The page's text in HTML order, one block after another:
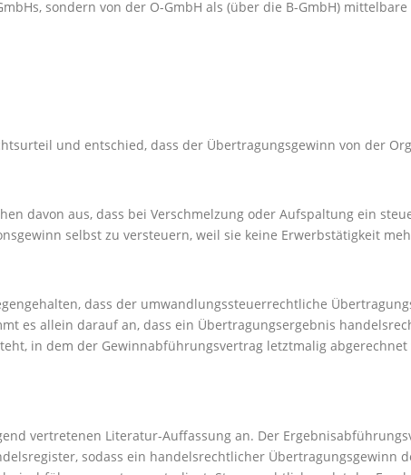
sondern von der O-GmbH als (über die B-GmbH)
und entschied, dass der Übertragungsgewinn von der
davon aus, dass bei Verschmelzung oder Aufspaltung ein
selbst zu versteuern, weil sie keine Erwerbstätigkeit
dass der umwandlungssteuerrechtliche
es allein darauf an, dass ein Übertragungsergebnis
in dem der Gewinnabführungsvertrag letztmalig
vertretenen Literatur-Auffassung an. Der
sodass ein handelsrechtlicher